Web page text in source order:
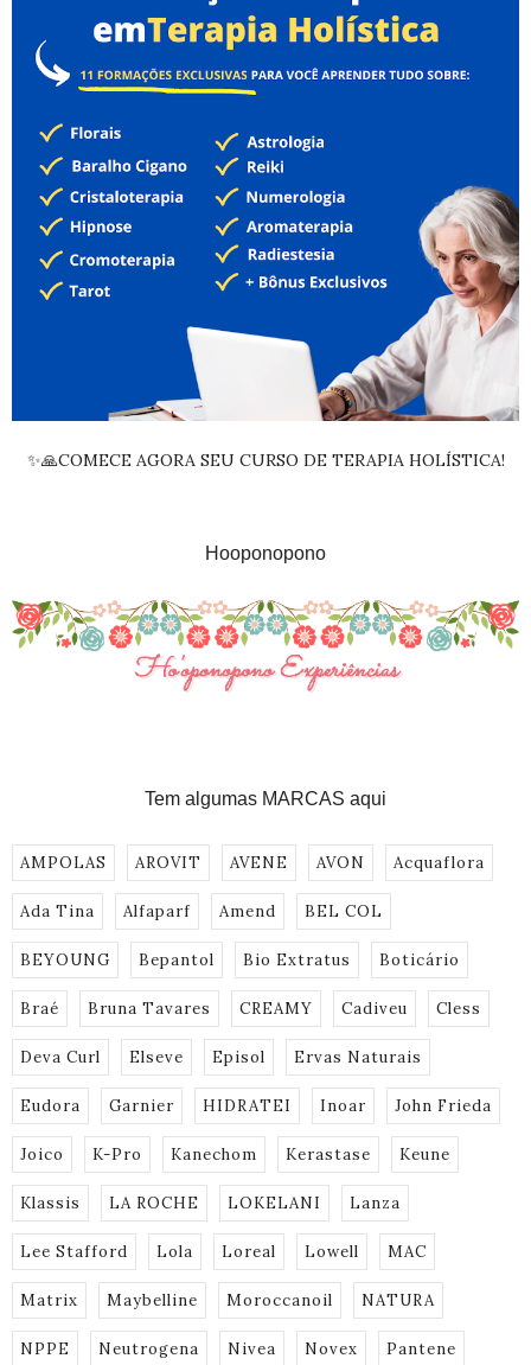
✨🙏COMECE AGORA SEU CURSO DE TERAPIA HOLÍSTICA!
Hooponopono
Tem algumas MARCAS aqui
AMPOLAS AROVIT AVENE AVON Acquaflora
Ada Tina Alfaparf Amend BEL COL
BEYOUNG Bepantol Bio Extratus Boticário
Braé Bruna Tavares CREAMY Cadiveu Cless
Deva Curl Elseve Episol Ervas Naturais
Eudora Garnier HIDRATEI Inoar John Frieda
Joico K-Pro Kanechom Kerastase Keune
Klassis LA ROCHE LOKELANI Lanza
Lee Stafford Lola Loreal Lowell MAC
Matrix Maybelline Moroccanoil NATURA
NPPE Neutrogena Nivea Novex Pantene